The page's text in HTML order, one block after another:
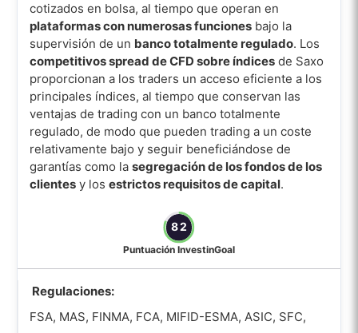
cotizados en bolsa, al tiempo que operan en
plataformas con numerosas funcionesbajo la
supervisión de un banco totalmente regulado. Los
competitivos spread de CFD sobre índicesde Saxo
proporcionan a los traders un acceso eficiente a los
principales índices, al tiempo que conservan las
ventajas de trading con un banco totalmente
regulado, de modo que pueden trading a un coste
relativamente bajo y seguir beneficiándose de
garantías como la segregación de los fondos de los
clientesy los estrictos requisitos de capital.
82
Puntuación InvestinGoal
Regulaciones:
FSA, MAS, FINMA, FCA, MIFID-ESMA, ASIC, SFC,